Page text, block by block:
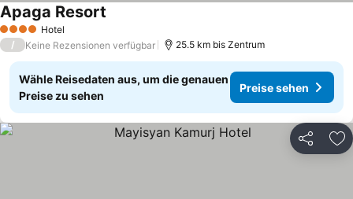
4 Sterne Hotel
Apaga Resort
/ Keine Rezensionen verfügbar 25.5 km bis Zentrum
Wähle Reisedaten aus, um die genauen
Preise zu sehen
Preise sehen
Teilen